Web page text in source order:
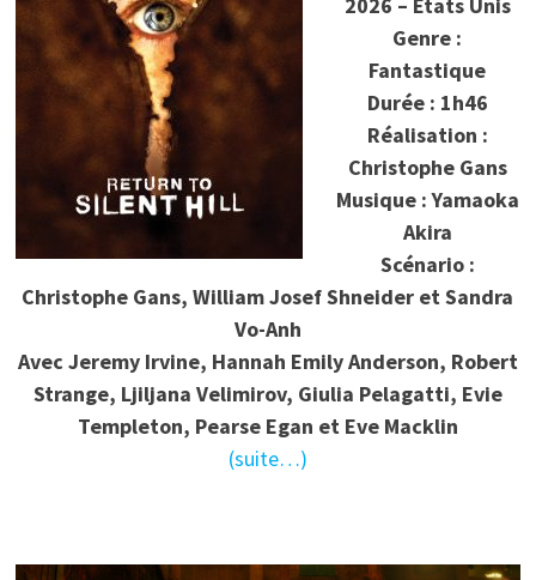
Genre :
Fantastique
Durée : 1h46
Réalisation :
Christophe Gans
Musique : Yamaoka
Akira
Scénario :
Christophe Gans, William Josef Shneider et Sandra
Vo-Anh
Avec Jeremy Irvine, Hannah Emily Anderson, Robert
Strange, Ljiljana Velimirov, Giulia Pelagatti, Evie
Templeton, Pearse Egan et Eve Macklin
(suite…)